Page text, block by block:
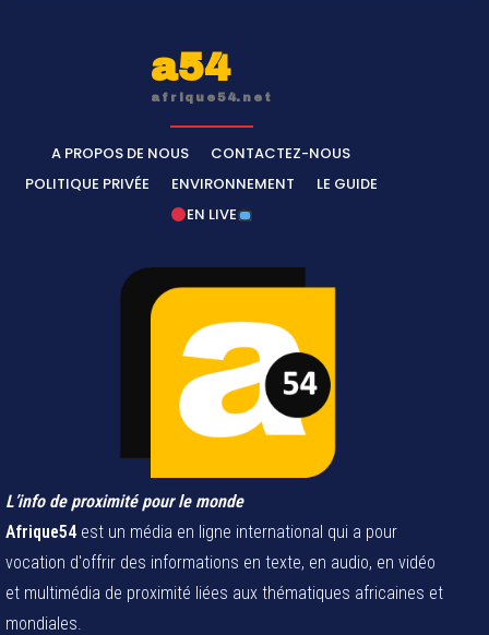
a54
afrique54.net
A PROPOS DE NOUS
CONTACTEZ-NOUS
POLITIQUE PRIVÉE
ENVIRONNEMENT
LE GUIDE
EN LIVE
L’info de proximité pour le monde
Afrique54 est un média en ligne international qui a pour
vocation d'offrir des informations en texte, en audio, en vidéo
et multimédia de proximité liées aux thématiques africaines et
mondiales.